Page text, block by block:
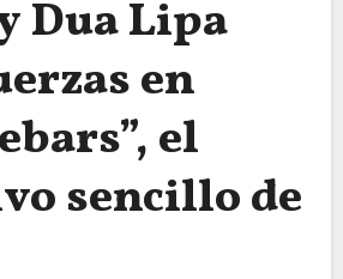
Dua Lipa
en
el
sencillo de